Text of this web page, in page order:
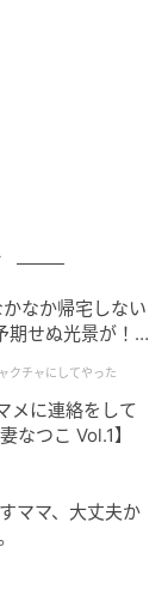
きく案内され
周作シェフ監
なか帰宅しない
せぬ光景が！
クチャにしてやった
メに連絡をして
なつこ Vol.1】
ママ、大丈夫か